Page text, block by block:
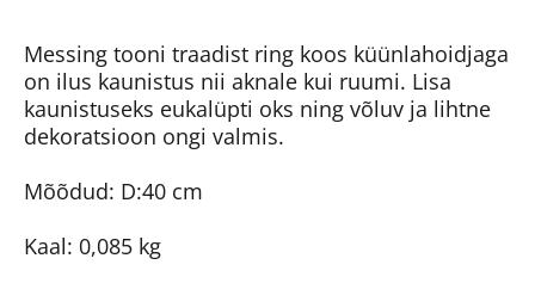
Messing tooni traadist ring koos küünlahoidjaga
on ilus kaunistus nii aknale kui ruumi. Lisa
kaunistuseks eukalüpti oks ning võluv ja lihtne
dekoratsioon ongi valmis.
Mõõdud: D:40 cm
Kaal: 0,085 kg